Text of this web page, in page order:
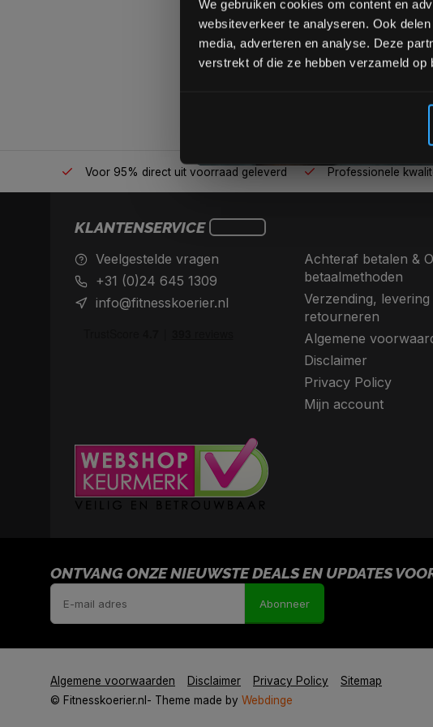
We gebruiken cookies om content en
websiteverkeer te analyseren. Ook
media, adverteren en analyse. Deze
verstrekt of die ze hebben verzameld
Voor 95% direct uit voorraad geleverd Professionele
KLANTENSERVICE
Veelgestelde vragen
+31 (0)24 645 1309
info@fitnesskoerier.nl
Achteraf betalen &
betaalmethoden
Verzending, levering
retourneren
Algemene
Disclaimer
Privacy Policy
Mijn account
ONTVANG ONZE NIEUWSTE DEALS EN UPDATES
Abonneer
Algemene voorwaarden Disclaimer Privacy Policy
Sitemap
© Fitnesskoerier.nl - Theme made by Webdinge